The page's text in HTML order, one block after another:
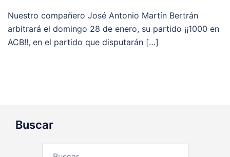
Nuestro compañero José Antonio Martín Bertrán
arbitrará el domingo 28 de enero, su partido ¡¡1000 en
ACB!!, en el partido que disputarán […]
Buscar